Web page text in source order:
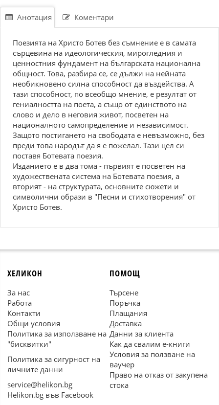
Анотация Коментари
Поезията на Христо Ботев без съмнение е в самата
сърцевина на идеологическия, мирогледния и
ценностния фундамент на българската национална
общност. Това, разбира се, се дължи на нейната
необикновено силна способност да въздейства. А
тази способност, по всеобщо мнение, е резултат от
гениалността на поета, а също от единството на
слово и дело в неговия живот, посветен на
националното самопределение и независимост.
Защото постигането на свободата е невъзможно, без
преди това народът да я е пожелал. Тази цел си
поставя Ботевата поезия.
Изданието е в два тома - първият е посветен на
художествената система на Ботевата поезия, а
вторият - на структурата, основните сюжети и
символични образи в "Песни и стихотворения" от
Христо Ботев.
ХЕЛИКОН
За нас
Работа
Контакти
Общи условия
Политика за използване на
"бисквитки"
Политика за сигурност на
личните данни
service@helikon.bg
Helikon.bg във Facebook
ПОМОЩ
Търсене
Поръчка
Плащания
Доставка
Данни за клиента
Как да свалим е-книги
Условия за ползване на
ваучер
Право на отказ от закупена
стока